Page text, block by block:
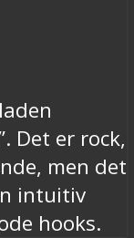
Det er rock,
men det
intuitiv
hooks.